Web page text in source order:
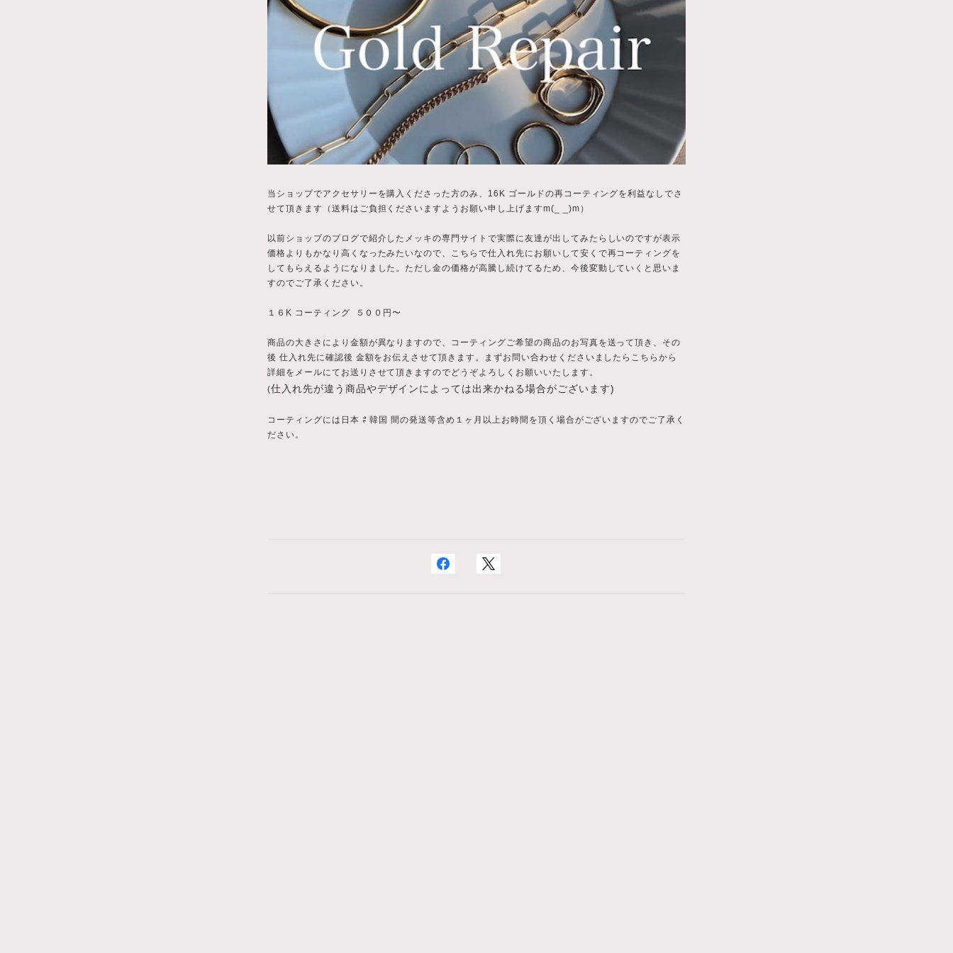
当ショップでアクセサリーを購入くださった方のみ、16K ゴールドの再コーティングを利益なしでさ
せて頂きます（送料はご負担くださいますようお願い申し上げますm(_ _)m）
以前ショップのブログで紹介したメッキの専門サイトで実際に友達が出してみたらしいのですが表示
価格よりもかなり高くなったみたいなので、こちらで仕入れ先にお願いして安くで再コーティングを
してもらえるようになりました。ただし金の価格が高騰し続けてるため、今後変動していくと思いま
すのでご了承ください。
１６K コーティング ５００円〜
商品の大きさにより金額が異なりますので、コーティングご希望の商品のお写真を送って頂き、その
後 仕入れ先に確認後 金額をお伝えさせて頂きます。まずお問い合わせくださいましたらこちらから
詳細をメールにてお送りさせて頂きますのでどうぞよろしくお願いいたします。
(仕入れ先が違う商品やデザインによっては出来かねる場合がございます)
コーティングには日本 ⇄ 韓国 間の発送等含め１ヶ月以上お時間を頂く場合がございますのでご了承く
ださい。